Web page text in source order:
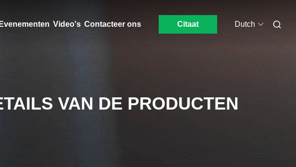
Video's Contacteer ons Citaat Dutch
VAN DE PRODUCTEN